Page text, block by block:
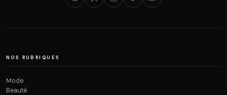
NOS RUBRIQUES
Mode
Beauté